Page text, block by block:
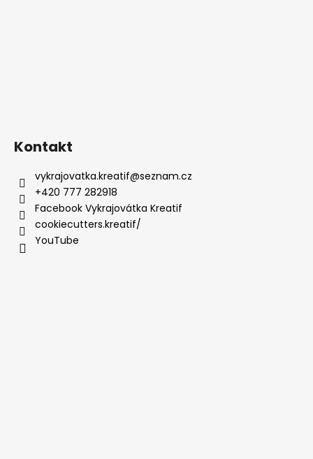
Kontakt
vykrajovatka.kreatif@seznam.cz
+420 777 282918
Facebook Vykrajovátka Kreatif
cookiecutters.kreatif/
YouTube